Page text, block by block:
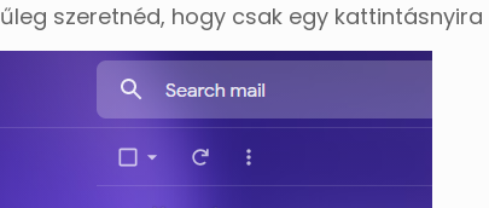
szeretnéd, hogy csak egy